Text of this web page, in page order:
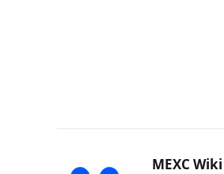
MEXC Wiki